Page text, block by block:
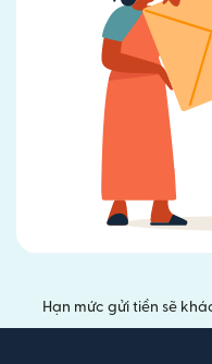
Hạn mức gửi tiền sẽ